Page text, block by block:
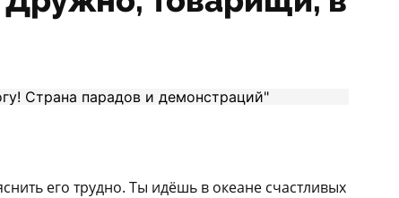
его трудно. Ты идёшь в океане счастливых